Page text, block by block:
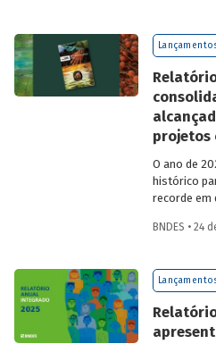
projetos
O ano de
histórico
recorde em
bilhões,
BNDES • 24